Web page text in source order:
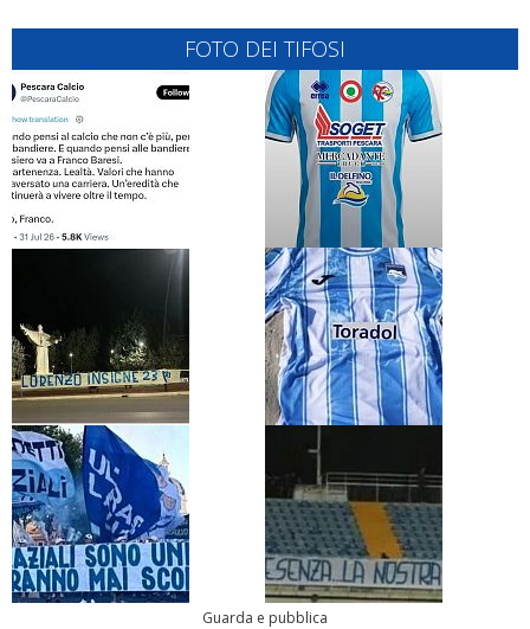
FOTO DEI TIFOSI
Guarda e pubblica